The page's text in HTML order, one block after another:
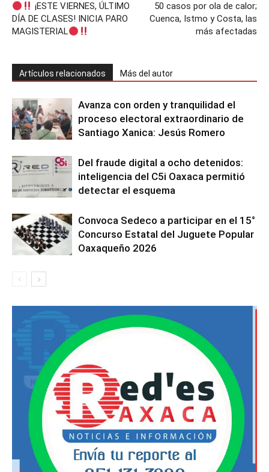
¡ESTE VIERNES, ÚLTIMO
DÍA DE CLASES! INICIA PARO
MAGISTERIAL
50 casos por ola de calor;
Cuenca, Istmo y Costa, las
más afectadas
Artículos relacionados Más del autor
Avanza con orden y tranquilidad el
proceso electoral extraordinario de
Santiago Xanica: Jesús Romero
Del fraude digital a ocho detenidos:
inteligencia del C5i Oaxaca permitió
detectar el esquema
Convoca Sedeco a participar en el 15°
Concurso Estatal del Juguete Popular
Oaxaqueño 2026